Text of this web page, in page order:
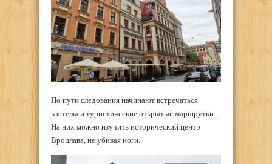
По пути следования начинают встречаться
костелы и туристические открытые маршрутки.
На них можно изучить исторический центр
Вроцлава, не убивая ноги.